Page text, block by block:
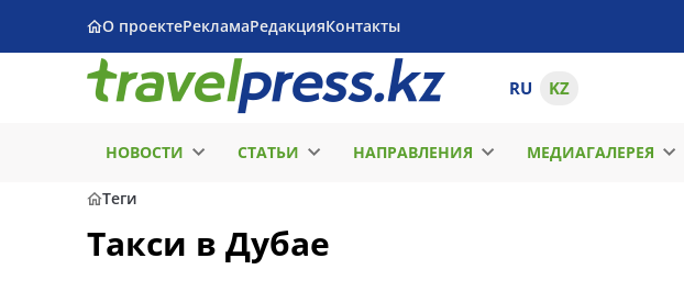
О проектеРекламаРедакцияКонтакты
RU KZ
НОВОСТИ СТАТЬИ НАПРАВЛЕНИЯ МЕДИАГАЛЕРЕЯ
Теги
Такси в Дубае